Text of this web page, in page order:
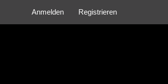
Anmelden Registrieren